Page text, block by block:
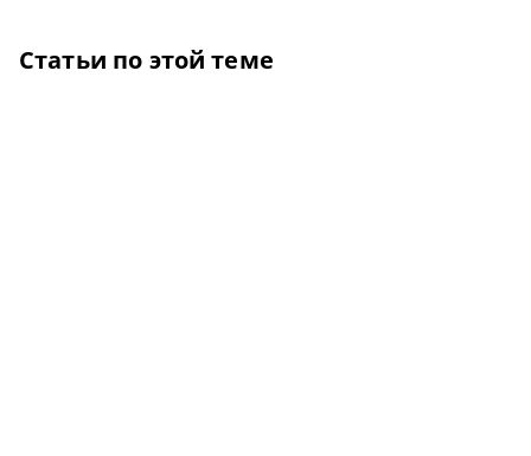
Статьи по этой теме